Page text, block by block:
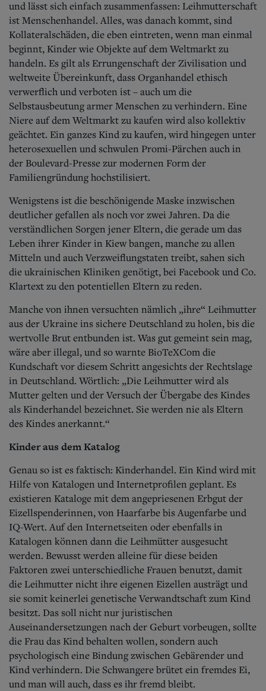
und lässt sich einfach zusammenfassen: Leihmutterschaft
ist Menschenhandel. Alles, was danach kommt, sind
Kollateralschäden, die eben eintreten, wenn man einmal
beginnt, Kinder wie Objekte auf dem Weltmarkt zu
handeln. Es gilt als Errungenschaft der Zivilisation und
weltweite Übereinkunft, dass Organhandel ethisch
verwerflich und verboten ist – auch um die
Selbstausbeutung armer Menschen zu verhindern. Eine
Niere auf dem Weltmarkt zu kaufen wird also kollektiv
geächtet. Ein ganzes Kind zu kaufen, wird hingegen unter
heterosexuellen und schwulen Promi-Pärchen auch in
der Boulevard-Presse zur modernen Form der
Familiengründung hochstilisiert.
Wenigstens ist die beschönigende Maske inzwischen
deutlicher gefallen als noch vor zwei Jahren. Da die
verständlichen Sorgen jener Eltern, die gerade um das
Leben ihrer Kinder in Kiew bangen, manche zu allen
Mitteln und auch Verzweiflungstaten treibt, sahen sich
die ukrainischen Kliniken genötigt, bei Facebook und Co.
Klartext zu den potentiellen Eltern zu reden.
Manche von ihnen versuchten nämlich „ihre“ Leihmutter
aus der Ukraine ins sichere Deutschland zu holen, bis die
wertvolle Brut entbunden ist. Was gut gemeint sein mag,
wäre aber illegal, und so warnte BioTeXCom die
Kundschaft vor diesem Schritt angesichts der Rechtslage
in Deutschland. Wörtlich: „Die Leihmutter wird als
Mutter gelten und der Versuch der Übergabe des Kindes
als Kinderhandel bezeichnet. Sie werden nie als Eltern
des Kindes anerkannt.“
Kinder aus dem Katalog
Genau so ist es faktisch: Kinderhandel. Ein Kind wird mit
Hilfe von Katalogen und Internetprofilen geplant. Es
existieren Kataloge mit dem angepriesenen Erbgut der
Eizellspenderinnen, von Haarfarbe bis Augenfarbe und
IQ-Wert. Auf den Internetseiten oder ebenfalls in
Katalogen können dann die Leihmütter ausgesucht
werden. Bewusst werden alleine für diese beiden
Faktoren zwei unterschiedliche Frauen benutzt, damit
die Leihmutter nicht ihre eigenen Eizellen austrägt und
sie somit keinerlei genetische Verwandtschaft zum Kind
besitzt. Das soll nicht nur juristischen
Auseinandersetzungen nach der Geburt vorbeugen, sollte
die Frau das Kind behalten wollen, sondern auch
psychologisch eine Bindung zwischen Gebärender und
Kind verhindern. Die Schwangere brütet ein fremdes Ei,
und man will auch, dass es ihr fremd bleibt.